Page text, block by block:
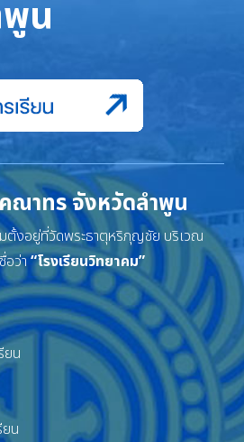
น
ณาทร จังหวัดลำพูน
ตั้งอยู่ที่วัดพระธาตุหริภุญชัย บริเวณ
อว่า“โรงเรียนวิทยาคม”
ยน
น